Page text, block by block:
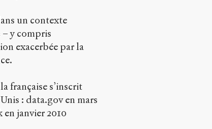
un contexte
y compris
exacerbée par la
française s’inscrit
: data.gov en mars
janvier 2010